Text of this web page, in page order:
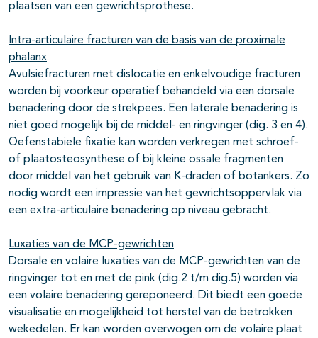
plaatsen van een gewrichtsprothese.
Intra-articulaire fracturen van de basis van de proximale
phalanx
Avulsiefracturen met dislocatie en enkelvoudige fracturen
worden bij voorkeur operatief behandeld via een dorsale
benadering door de strekpees. Een laterale benadering is
niet goed mogelijk bij de middel- en ringvinger (dig. 3 en 4).
Oefenstabiele fixatie kan worden verkregen met schroef-
of plaatosteosynthese of bij kleine ossale fragmenten
door middel van het gebruik van K-draden of botankers. Zo
nodig wordt een impressie van het gewrichtsoppervlak via
een extra-articulaire benadering op niveau gebracht.
Luxaties van de MCP-gewrichten
Dorsale en volaire luxaties van de MCP-gewrichten van de
ringvinger tot en met de pink (dig.2 t/m dig.5) worden via
een volaire benadering gereponeerd. Dit biedt een goede
visualisatie en mogelijkheid tot herstel van de betrokken
wekedelen. Er kan worden overwogen om de volaire plaat